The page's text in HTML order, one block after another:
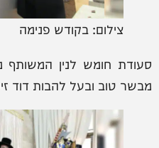
צילום: בקודש פנימה
סעודת חומש לנין המשותף
מבשר טוב ובעל להבות דוד